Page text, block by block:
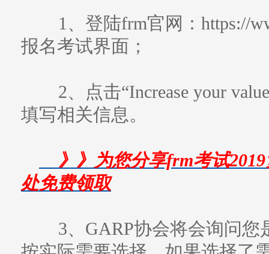
1、登陆frm官网：https://
报名考试界面；
2、点击“Increase your
填写相关信息。
》》为您分享frm考试
处免费领取
3、GARP协会将会询问您